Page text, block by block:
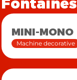
MINI-MONO
Machine decorative